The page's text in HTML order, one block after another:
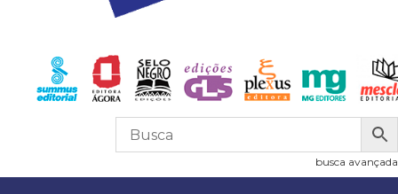
busca avançada